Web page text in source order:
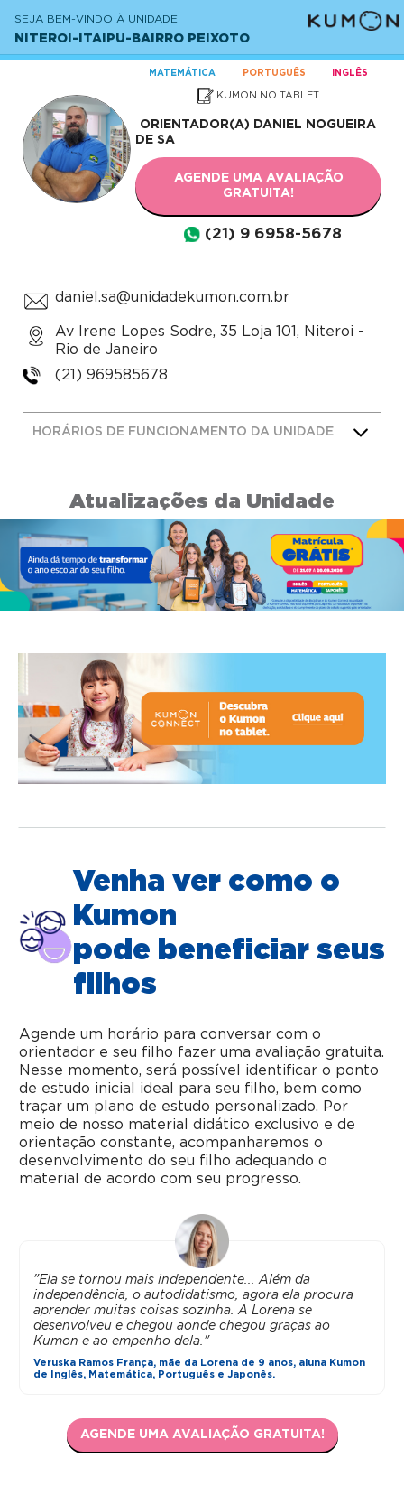
SEJA BEM-VINDO À UNIDADE
NITEROI-ITAIPU-BAIRRO PEIXOTO
MATEMÁTICA PORTUGUÊS INGLÊS
KUMON NO TABLET
ORIENTADOR(A) DANIEL NOGUEIRA
DE SA
AGENDE UMA AVALIAÇÃO
GRATUITA!
(21) 9 6958-5678
daniel.sa@unidadekumon.com.br
Av Irene Lopes Sodre, 35 Loja 101, Niteroi -
Rio de Janeiro
(21) 969585678
HORÁRIOS DE FUNCIONAMENTO DA UNIDADE
Atualizações da Unidade
Venha ver como o
Kumon
pode beneficiar seus
filhos
Agende um horário para conversar com o
orientador e seu filho fazer uma avaliação gratuita.
Nesse momento, será possível identificar o ponto
de estudo inicial ideal para seu filho, bem como
traçar um plano de estudo personalizado. Por
meio de nosso material didático exclusivo e de
orientação constante, acompanharemos o
desenvolvimento do seu filho adequando o
material de acordo com seu progresso.
"Ela se tornou mais independente... Além da
independência, o autodidatismo, agora ela procura
aprender muitas coisas sozinha. A Lorena se
desenvolveu e chegou aonde chegou graças ao
Kumon e ao empenho dela."
Veruska Ramos França, mãe da Lorena de 9 anos, aluna Kumon
de Inglês, Matemática, Português e Japonês.
AGENDE UMA AVALIAÇÃO GRATUITA!